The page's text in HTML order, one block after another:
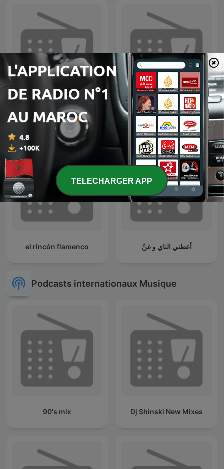
AFROBEAT SPECIAL القارئ خالد الجليل
el rincón flamenco أعطني الناي و غنِّ
Podcasts internationaux Musique
90's mix Dj Shinski New Mixes
TELECHARGER APP